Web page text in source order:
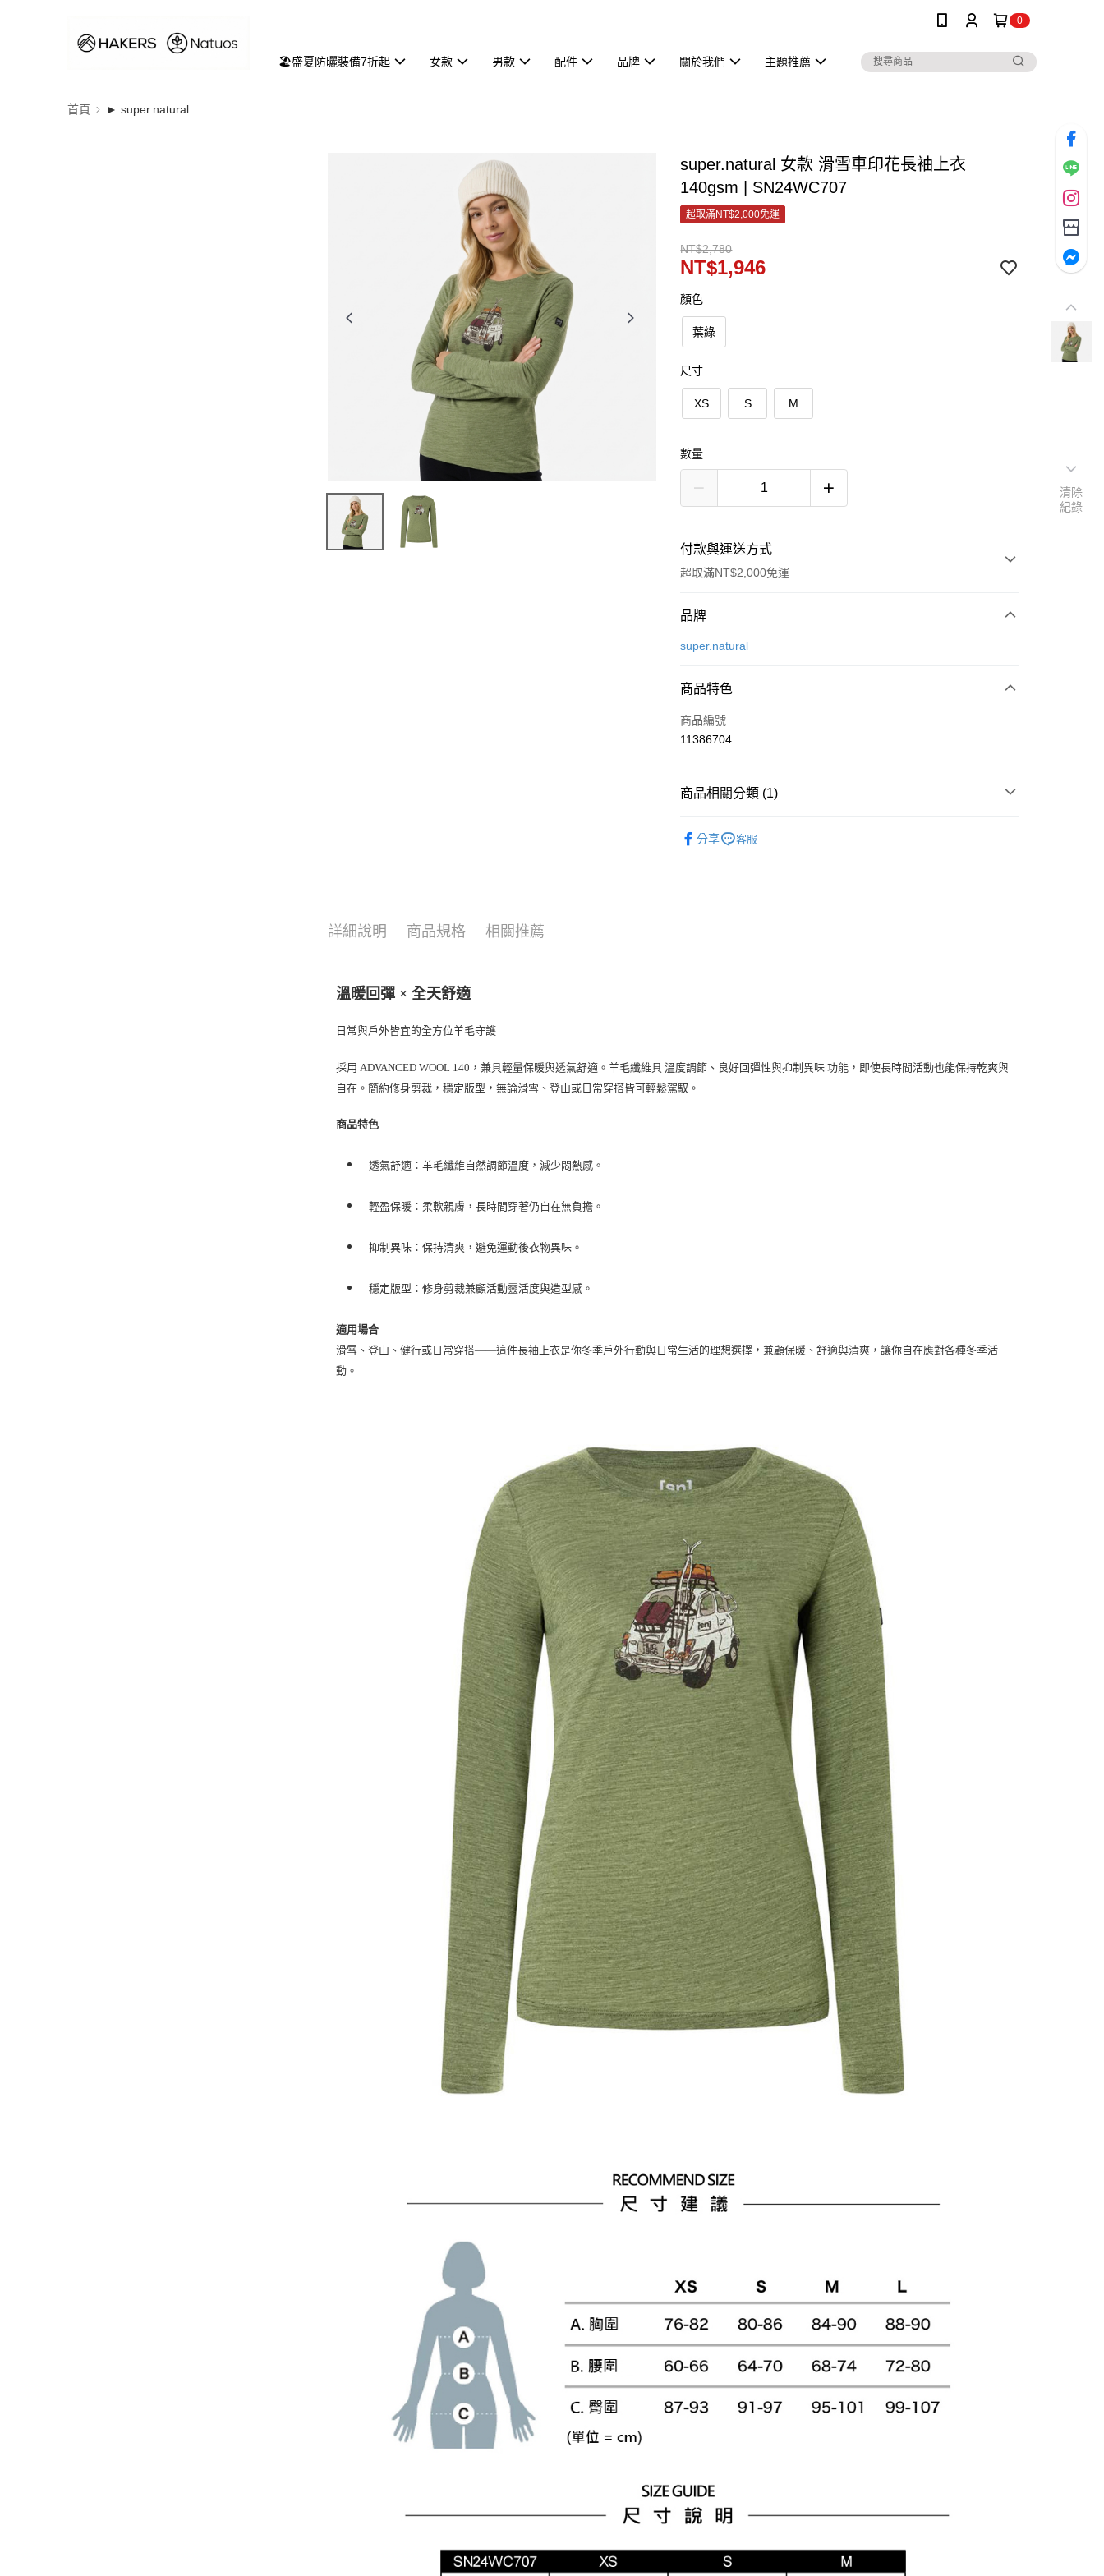
0
🏖️盛夏防曬裝備7折起 女款 男款 配件 品牌 關於我們 主題推薦
首頁 ► super.natural
super.natural 女款 滑雪車印花長袖上衣
140gsm | SN24WC707
超取滿NT$2,000免運
NT$2,780
NT$1,946
顏色
葉綠
尺寸
XS S M
數量
付款與運送方式
超取滿NT$2,000免運
付款方式
信用卡一次付款
街口支付
ATM付款
運送方式
每筆NT$100，滿NT$2,000(含以上)免運費
一般宅配
品牌
super.natural
商品特色
商品編號
11386704
商品相關分類 (1)
分享
客服
詳細說明 商品規格 相關推薦
溫暖回彈 × 全天舒適
日常與戶外皆宜的全方位羊毛守護
採用 ADVANCED WOOL 140 ，兼具輕量保暖與透氣舒適。羊毛纖維具溫度調節、良好回彈性與抑制異味 功能，即使長時間活動也能保持乾爽與
自在。簡約修身剪裁，穩定版型，無論滑雪、登山或日常穿搭皆可輕鬆駕馭。
商品特色
透氣舒適 ：羊毛纖維自然調節溫度，減少悶熱感。
輕盈保暖 ：柔軟親膚，長時間穿著仍自在無負擔。
抑制異味 ：保持清爽，避免運動後衣物異味。
穩定版型 ：修身剪裁兼顧活動靈活度與造型感。
適用場合
滑雪、登山、健行或日常穿搭——這件長袖上衣是你冬季戶外行動與日常生活的理想選擇，兼顧保暖、舒適與清爽 ，讓你自在應對各種冬季活
動。
清除
紀錄